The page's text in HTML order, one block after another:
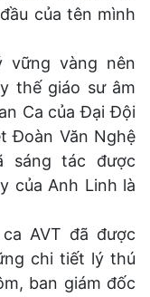
của tên mình
vững vàng nên
thế giáo sư âm
Ca của Đại Đội
Đoàn Văn Nghệ
sáng tác được
của Anh Linh là
AVT đã được
chi tiết lý thú
ban giám đốc